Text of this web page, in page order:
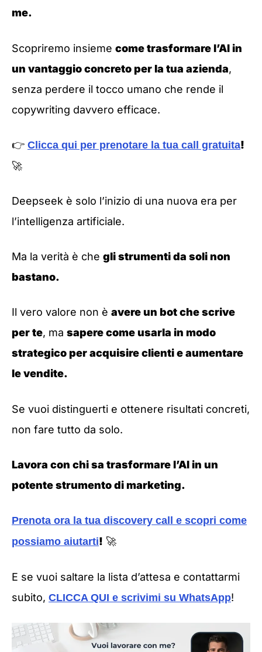
me.
Scopriremo insieme come trasformare l’AI in
un vantaggio concreto per la tua azienda,
senza perdere il tocco umano che rende il
copywriting davvero efficace.
👉 Clicca qui per prenotare la tua call gratuita!
🚀
Deepseek è solo l’inizio di una nuova era per
l’intelligenza artificiale.
Ma la verità è che gli strumenti da soli non
bastano.
Il vero valore non è avere un bot che scrive
per te, ma sapere come usarla in modo
strategico per acquisire clienti e aumentare
le vendite.
Se vuoi distinguerti e ottenere risultati concreti,
non fare tutto da solo.
Lavora con chi sa trasformare l’AI in un
potente strumento di marketing.
Prenota ora la tua discovery call e scopri come
possiamo aiutarti! 🚀
E se vuoi saltare la lista d’attesa e contattarmi
subito, CLICCA QUI e scrivimi su WhatsApp!